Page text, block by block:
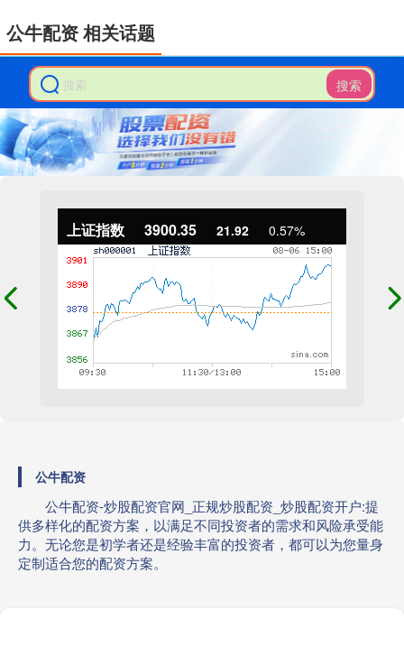
搜索
上证指数 3900.35 21.92 0.57%
公牛配资
公牛配资-炒股配资官网_正规炒股配资_炒股配资开户:提
供多样化的配资方案，以满足不同投资者的需求和风险承受能
力。无论您是初学者还是经验丰富的投资者，都可以为您量身
定制适合您的配资方案。
公牛配资 相关话题